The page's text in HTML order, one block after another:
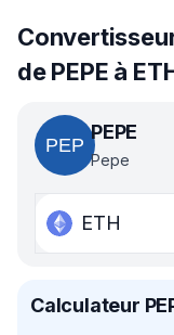
de PEPE à
PEPE
Pepe
ETH
Calculateur